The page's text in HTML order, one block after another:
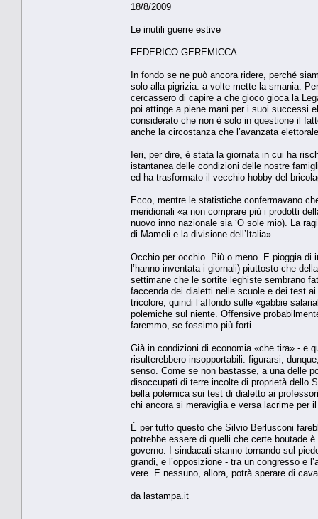
18/8/2009
Le inutili guerre estive
FEDERICO GEREMICCA
In fondo se ne può ancora ridere, perché
solo alla pigrizia: a volte mette la smania.
cercassero di capire a che gioco gioca la
poi attinge a piene mani per i suoi successi
considerato che non è solo in questione il
anche la circostanza che l’avanzata
Ieri, per dire, è stata la giornata in cui ha
istantanea delle condizioni delle nostre
ed ha trasformato il vecchio hobby del
Ecco, mentre le statistiche confermavano
meridionali «a non comprare più i prodotti
nuovo inno nazionale sia ‘O sole mio). La
di Mameli e la divisione dell’Italia».
Occhio per occhio. Più o meno. E pioggia di
l’hanno inventata i giornali) piuttosto che
settimane che le sortite leghiste sembrano
faccenda dei dialetti nelle scuole e dei test
tricolore; quindi l’affondo sulle «gabbie
polemiche sul niente. Offensive
faremmo, se fossimo più forti...
Già in condizioni di economia «che tira» - e
risulterebbero insopportabili: figurarsi,
senso. Come se non bastasse, a una delle
disoccupati di terre incolte di proprietà dello
bella polemica sui test di dialetto ai
chi ancora si meraviglia e versa lacrime per
È per tutto questo che Silvio Berlusconi
potrebbe essere di quelli che certe boutade
governo. I sindacati stanno tornando sul
grandi, e l’opposizione - tra un congresso e
vere. E nessuno, allora, potrà sperare di
da lastampa.it